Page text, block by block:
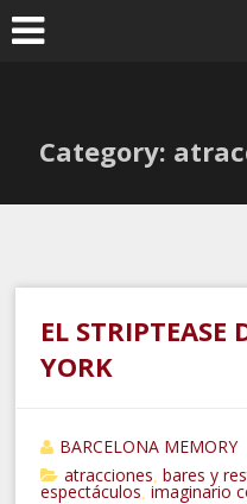
Ir
al
Category:
EL STRIPTEASE
YORK
BARCELONA MEMORY
atracciones bares y
espectáculos ,imaginario